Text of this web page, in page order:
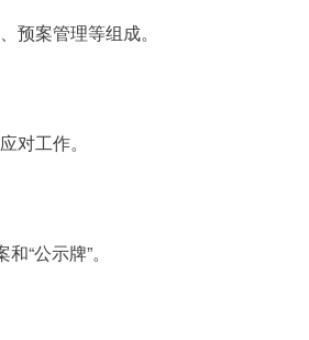
预案管理等组成。
对工作。
“公示牌”。